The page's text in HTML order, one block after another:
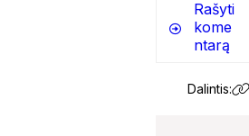
Rašyti
kome
ntarą
Dalintis: